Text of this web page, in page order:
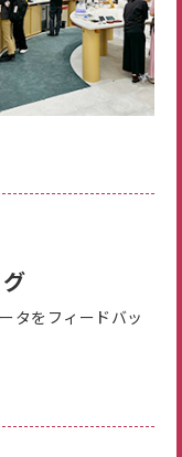
タをフィードバッ